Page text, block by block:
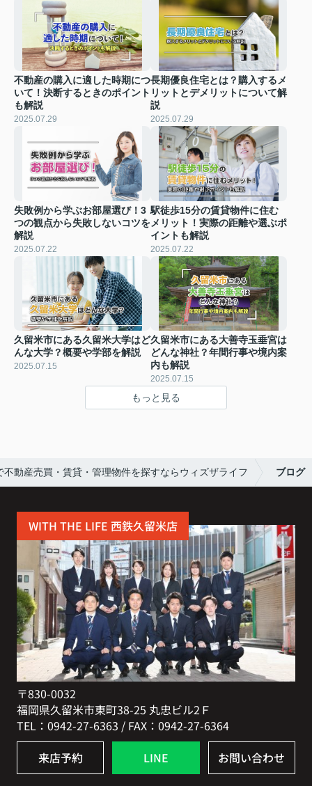
不動産の購入に適した時期につ
いて！決断するときのポイント
も解説
2025.07.29
長期優良住宅とは？購入するメ
リットとデメリットについて解
説
2025.07.29
失敗例から学ぶお部屋選び！3
つの観点から失敗しないコツを
解説
2025.07.22
駅徒歩15分の賃貸物件に住む
メリット！実際の距離や選ぶポ
イントも解説
2025.07.22
久留米市にある久留米大学はど
んな大学？概要や学部を解説
2025.07.15
久留米市にある大善寺玉垂宮は
どんな神社？年間行事や境内案
内も解説
2025.07.15
もっと見る
不動産売買・賃貸・管理物件を探すならウィズザライフ ブログ
WITH THE LIFE 西鉄久留米店
〒830-0032
福岡県久留米市東町38-25 丸忠ビル2Ｆ
TEL：0942-27-6363 / FAX：0942-27-6364
来店予約 LINE お問い合わせ